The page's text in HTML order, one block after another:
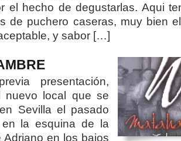
el hecho de degustarlas. Aqui
de puchero caseras, muy bien
y sabor […]
presentación,
nuevo local que se
Sevilla el pasado
la esquina de la
Adriano en los bajos